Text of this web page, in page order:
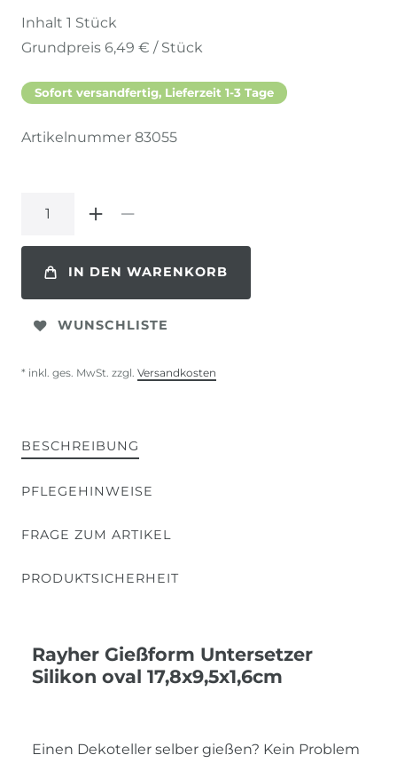
Inhalt 1 Stück
Grundpreis 6,49 € / Stück
Sofort versandfertig, Lieferzeit 1-3 Tage
Artikelnummer 83055
IN DEN WARENKORB
WUNSCHLISTE
* inkl. ges. MwSt. zzgl. Versandkosten
BESCHREIBUNG
PFLEGEHINWEISE
FRAGE ZUM ARTIKEL
PRODUKTSICHERHEIT
Rayher Gießform Untersetzer
Silikon oval 17,8x9,5x1,6cm
Einen Dekoteller selber gießen? Kein Problem